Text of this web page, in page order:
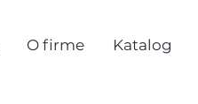
O firme Katalog